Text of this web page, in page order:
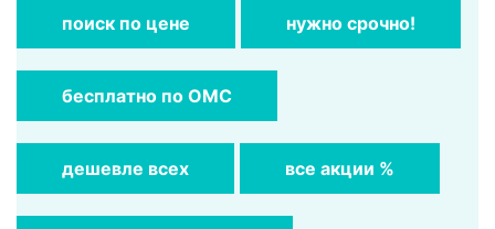
поиск по цене нужно срочно!
бесплатно по ОМС
дешевле всех все акции %